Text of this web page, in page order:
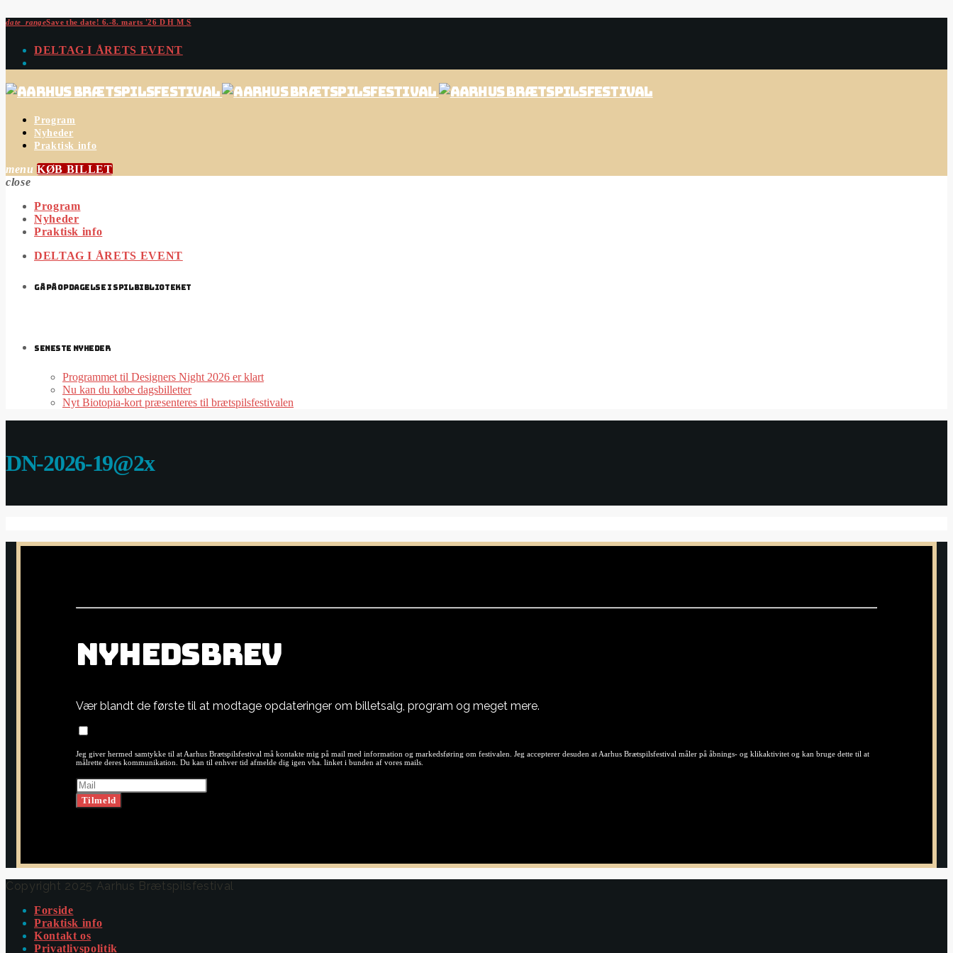
date_rangeSave the date! 6.-8. marts '26 D H M S
DELTAG I ÅRETS EVENT
Program
Nyheder
Praktisk info
menu KØB BILLET
close
Program
Nyheder
Praktisk info
DELTAG I ÅRETS EVENT
GÅ PÅ OPDAGELSE I SPILBIBLIOTEKET
SENESTE NYHEDER
Programmet til Designers Night 2026 er klart
Nu kan du købe dagsbilletter
Nyt Biotopia-kort præsenteres til brætspilsfestivalen
DN-2026-19@2x
NYHEDSBREV
Vær blandt de første til at modtage opdateringer om billetsalg, program og meget mere.
Jeg giver hermed samtykke til at Aarhus Brætspilsfestival må kontakte mig på mail med information og markedsføring om festivalen. Jeg accepterer desuden at Aarhus Brætspilsfestival måler på åbnings- og klikaktivitet og kan bruge dette til at
målrette deres kommunikation. Du kan til enhver tid afmelde dig igen vha. linket i bunden af vores mails.
Copyright 2025 Aarhus Brætspilsfestival
Forside
Praktisk info
Kontakt os
Privatlivspolitik